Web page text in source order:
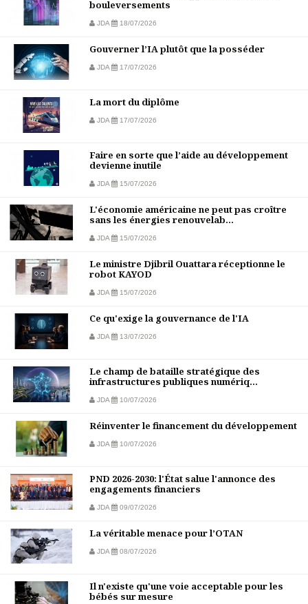
bouleversements
JDA 18/07/2026
Gouverner l’IA plutôt que la posséder
JDA 17/07/2026
La mort du diplôme
JDA 17/07/2026
Faire en sorte que l’aide au développement
devienne inutile
JDA 15/07/2026
L'économie américaine ne peut pas croître
sans les énergies renouvelab...
JDA 15/07/2026
Le ministre Djibril Ouattara réceptionne le
robot KAYOD
JDA 15/07/2026
Ce qu'exige la gouvernance de l'IA
JDA 13/07/2026
Le champ de bataille stratégique des
infrastructures publiques numériq...
JDA 10/07/2026
Réinventer le financement du développement
JDA 10/07/2026
PND 2026-2030: l'État salue l'annonce des
engagements financiers
JDA 09/07/2026
La véritable menace pour l’OTAN
JDA 08/07/2026
Il n'existe qu'une voie acceptable pour les
bébés sur mesure